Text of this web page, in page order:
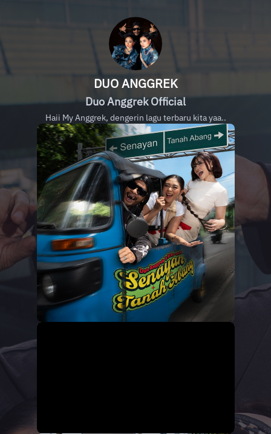
DUO ANGGREK
Duo Anggrek Official
Haii My Anggrek, dengerin lagu terbaru kita yaa..